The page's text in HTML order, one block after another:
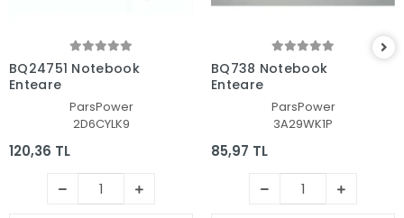
BQ24751 Notebook
Entegre
ParsPower
2D6CYLK9
120,36 TL
BQ738 Notebook
Entegre
ParsPower
3A29WK1P
85,97 TL